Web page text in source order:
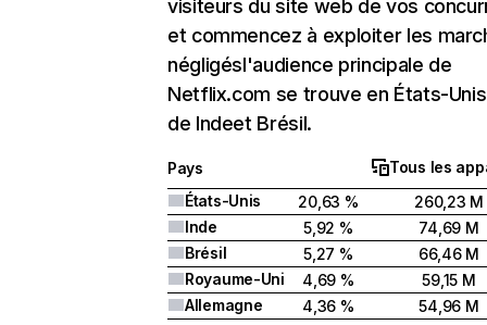
visiteurs du site web de vos
et commencez à exploiter les
négligésl'audience principale de
Netflix.com se trouve en États-
de Indeet Brésil.
Pays
Tous les
États-Unis
20,63 %
260,23 M
Inde
5,92 %
74,69 M
Brésil
5,27 %
66,46 M
Royaume-Uni
4,69 %
59,15 M
Allemagne
4,36 % 54,96 M